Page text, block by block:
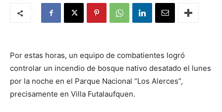
Por estas horas, un equipo de combatientes logró
controlar un incendio de bosque nativo desatado el lunes
por la noche en el Parque Nacional “Los Alerces”,
precisamente en Villa Futalaufquen.